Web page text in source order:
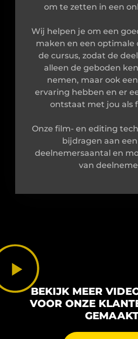
om te zetten in een
Wij helpen je om een
maken en een optimale
de cursus, zodat de
alleen de geboden
nemen, maar ook
ervaring hebben en er
ontstaat met jou als
Onze film- en editing
bijdragen aan
deelnemersaantal en
van
BEKIJK MEER
VOOR ONZE